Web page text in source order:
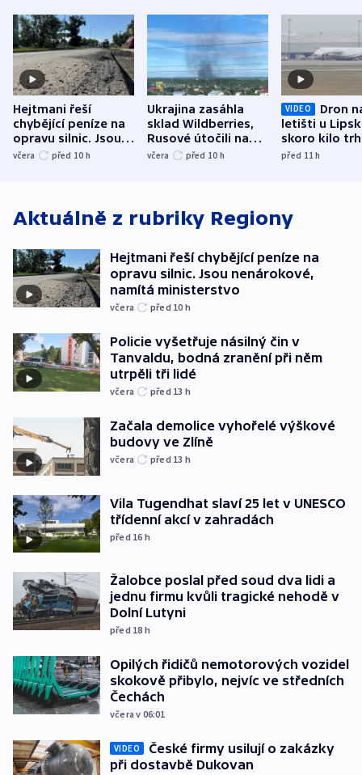
Hejtmani řeší
chybějící peníze na
opravu silnic. Jsou
nenárokové, namítá
včera před 10 h
Ukrajina zasáhla
sklad Wildberries,
Rusové útočili na
trh, hasiče či
včera před 10 h
VIDEO
Dron
letišti u
skoro kilo
indicie
před 11h
Aktuálně z rubriky Regiony
Hejtmani řeší chybějící peníze na
opravu silnic. Jsou nenárokové,
namítá ministerstvo
včera před 10 h
Policie vyšetřuje násilný čin v
Tanvaldu, bodná zranění při něm
utrpěli tři lidé
včera před 13 h
Začala demolice vyhořelé výškové
budovy ve Zlíně
včera před 13 h
Vila Tugendhat slaví 25 let v UNESCO
třídenní akcí v zahradách
před 16 h
Žalobce poslal před soud dva lidi a
jednu firmu kvůli tragické nehodě v
Dolní Lutyni
před 18 h
Opilých řidičů nemotorových vozidel
skokově přibylo, nejvíc ve středních
Čechách
včera v 06:01
VIDEO
České firmy usilují o zakázky
při dostavbě Dukovan